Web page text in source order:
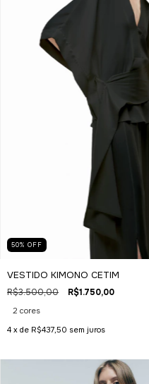
50% OFF
VESTIDO KIMONO CETIM
R$3.500,00 R$1.750,00
2 cores
4 x de R$437,50 sem juros